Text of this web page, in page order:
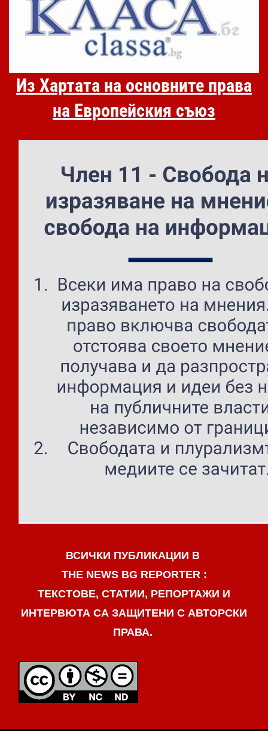
Из Хартата на основните права
на Европейския съюз
ВСИЧКИ ПУБЛИКАЦИИ В
THE NEWS BG REPORTER :
ТЕКСТОВЕ, СТАТИИ, РЕПОРТАЖИ И
ИНТЕРВЮТА СА ЗАЩИТЕНИ С АВТОРСКИ
ПРАВА.